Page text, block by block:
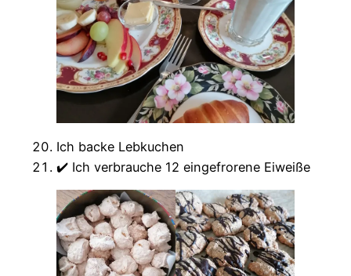
Ich backe Lebkuchen
✔️ Ich verbrauche 12 eingefrorene Eiweiße